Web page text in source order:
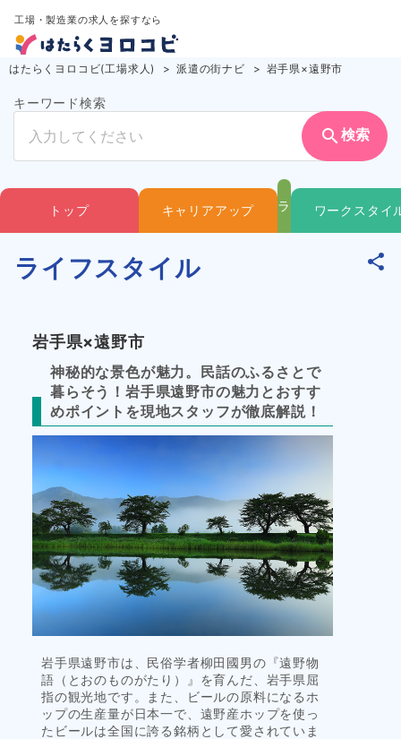
工場・製造業の求人を探すなら
はたらくヨロコビ(工場求人) 派遣の街ナビ 岩手県×遠野市
キーワード検索
search 検索
トップ キャリアアップ ラ
ス
タ
ル
ワークスタイ
ライフスタイル
岩手県×遠野市
神秘的な景色が魅力。民話のふるさとで
暮らそう！岩手県遠野市の魅力とおすす
めポイントを現地スタッフが徹底解説！
岩手県遠野市は、民俗学者柳田國男の『遠野物
語（とおのものがたり）』を育んだ、岩手県屈
指の観光地です。また、ビールの原料になるホ
ップの生産量が日本一で、遠野産ホップを使っ
たビールは全国に誇る銘柄として愛されていま